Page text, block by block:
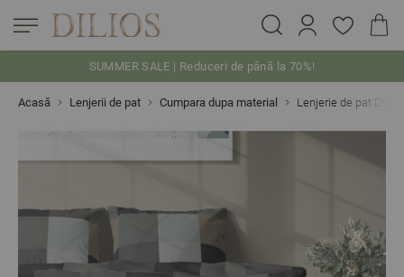
SUMMER SALE | Reduceri de până la 70%!
Acasă Lenjerii de pat Cumpara dupa material Lenjerie de pat